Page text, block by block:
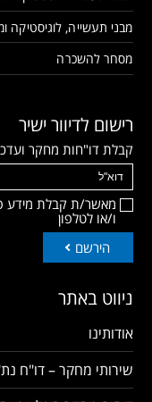
מבני תעשייה, לוגיסטיקה
מסחר להשכרה
רישום לדיוור ישיר
קבלת דו"חות מחקר
מאשר/ת קבלת מידע
ו/או לטלפון
הירשם
ניווט באתר
אודותינו
שירותי מחקר – דו"ח